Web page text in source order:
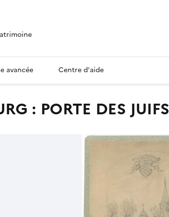
avancée Centre d'aide
: PORTE DES JUIFS